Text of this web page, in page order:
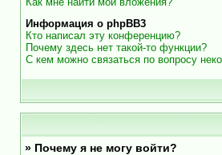
Информация о phpBB3
Кто написал эту конференцию?
Почему здесь нет такой-то функции?
С кем можно связаться по вопросу
» Почему я не могу войти?